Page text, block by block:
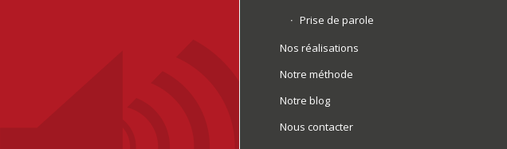
Prise de parole
Nos réalisations
Notre méthode
Notre blog
Nous contacter